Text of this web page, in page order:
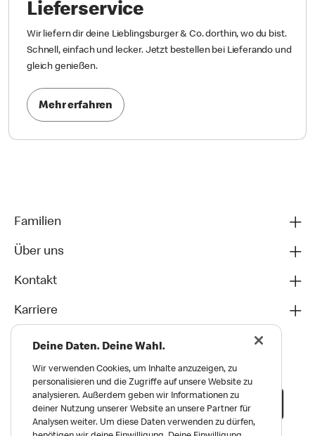
Lieferservice
Wir liefern dir deine Lieblingsburger & Co. dorthin, wo du bist.
Schnell, einfach und lecker. Jetzt bestellen bei Lieferando und
gleich genießen.
Mehr erfahren
Familien
Über uns
Kontakt
Karriere
Deine Daten. Deine Wahl.
Wir verwenden Cookies, um Inhalte anzuzeigen, zu
personalisieren und die Zugriffe auf unsere Website zu
analysieren. Außerdem geben wir Informationen zu
deiner Nutzung unserer Website an unsere Partner für
Analysen weiter. Um diese Daten verwenden zu dürfen,